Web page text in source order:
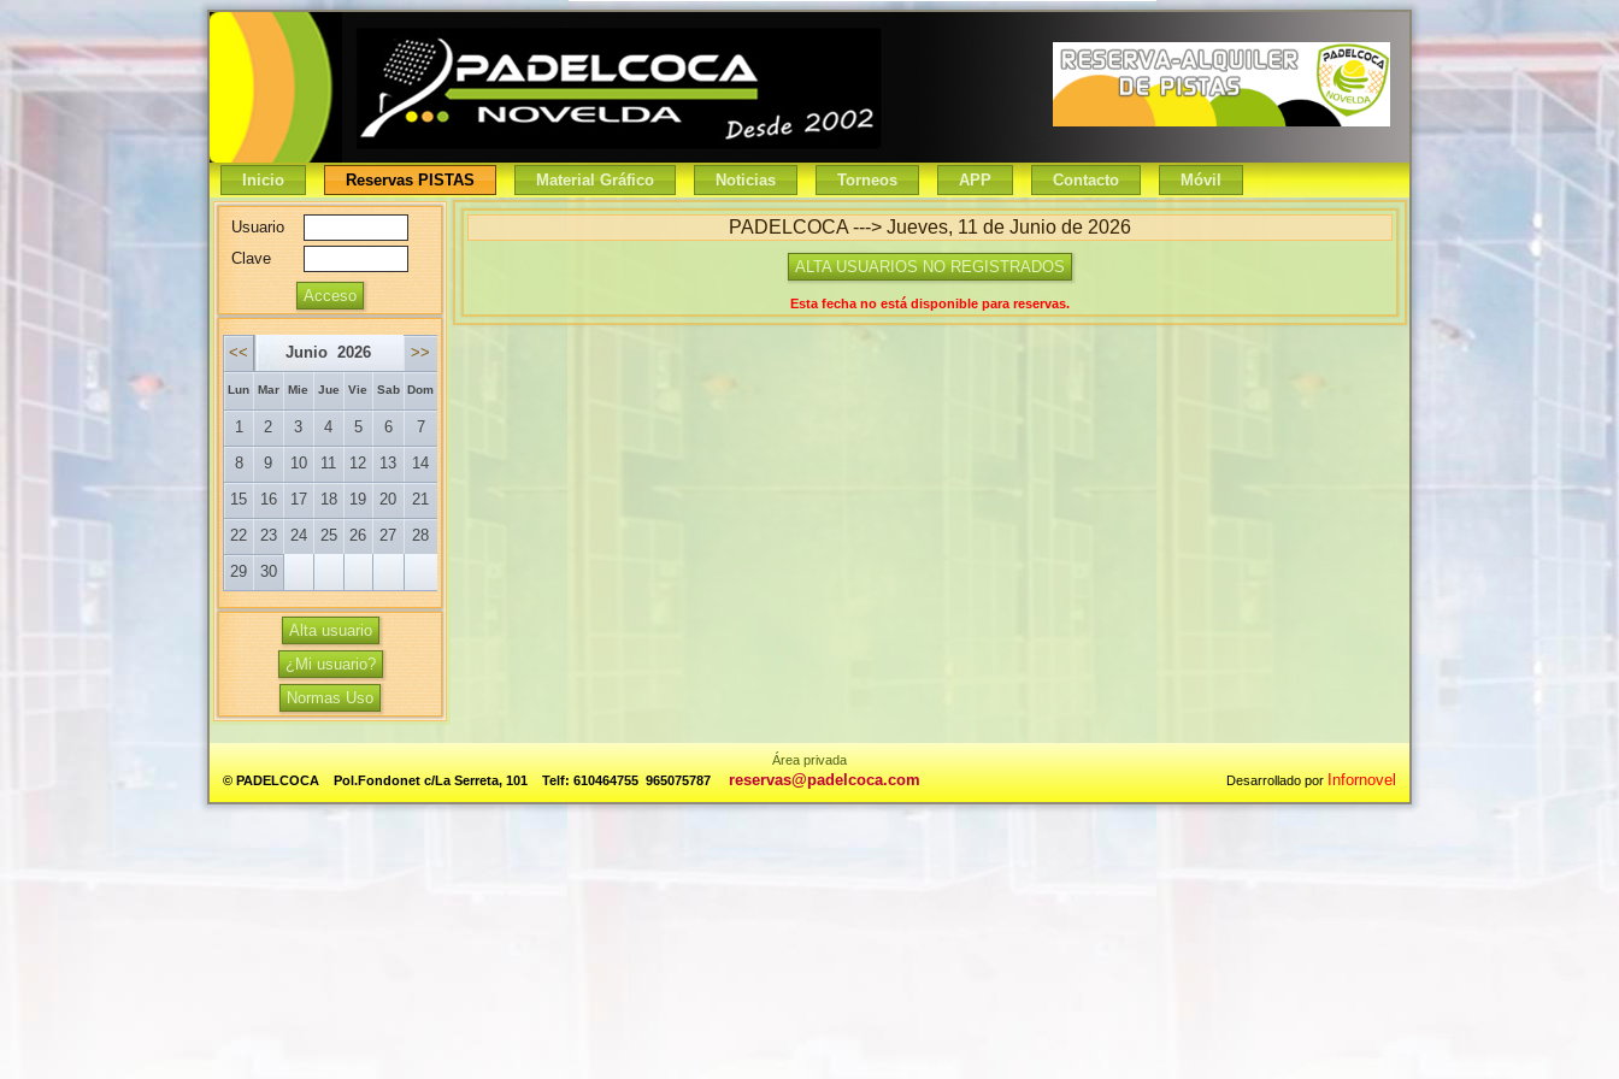
Inicio Reservas PISTAS Material Gráfico Noticias Torneos APP Contacto Móvil
Usuario
Clave
<< Junio 2026 >>
Lun Mar Mie Jue Vie Sab Dom
1 2 3 4 5 6
7
8
9 10 11 12 13
14
15
16 17 18 19 20
21
22
23 24 25 26 27
28
29
30
Alta usuario
¿Mi usuario?
Normas Uso
PADELCOCA ---> Jueves, 11 de Junio de 2026
ALTA USUARIOS NO REGISTRADOS
Esta fecha no está disponible para reservas.
Área privada
© PADELCOCA Pol.Fondonet c/La Serreta, 101 Telf: 610464755 ­965075787 reservas@padelcoca.com Desarrollado por Infornovel